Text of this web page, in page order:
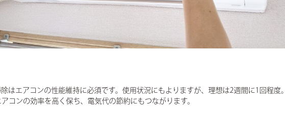
はエアコンの性能維持に必須です。使用状況にもよりますが、理想は2週間に1回程度。
コンの効率を高く保ち、電気代の節約にもつながります。